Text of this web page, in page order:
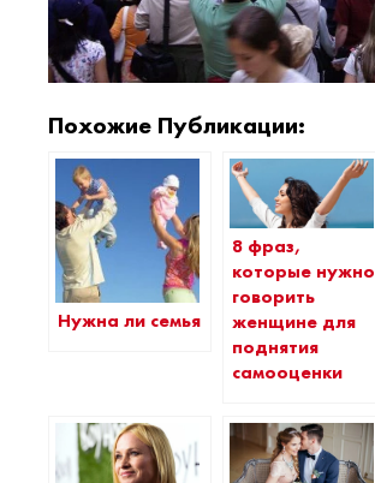
Похожие Публикации:
Нужна ли семья
8 фраз,
которые нужно
говорить
женщине для
поднятия
самооценки